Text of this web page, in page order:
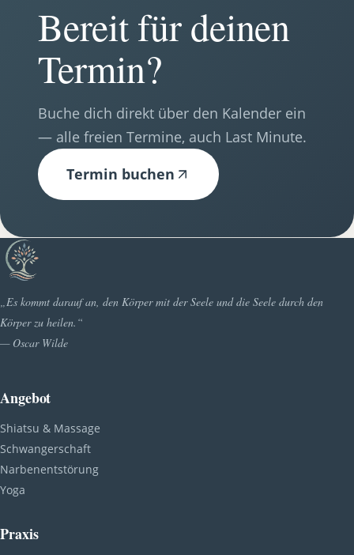
Bereit für deinen
Termin?
Buche dich direkt über den Kalender ein
— alle freien Termine, auch Last Minute.
Termin buchen
„Es kommt darauf an, den Körper mit der Seele und die Seele durch den
Körper zu heilen.“
— Oscar Wilde
Angebot
Shiatsu & Massage
Schwangerschaft
Narbenentstörung
Yoga
Praxis